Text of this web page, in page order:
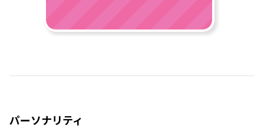
パーソナリティ